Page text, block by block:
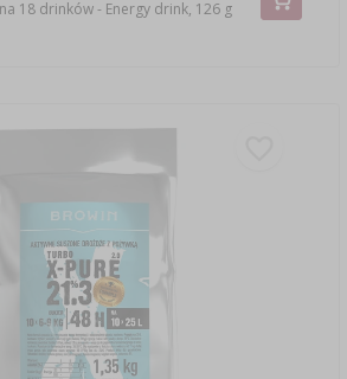
18 drinków - Energy drink, 126 g